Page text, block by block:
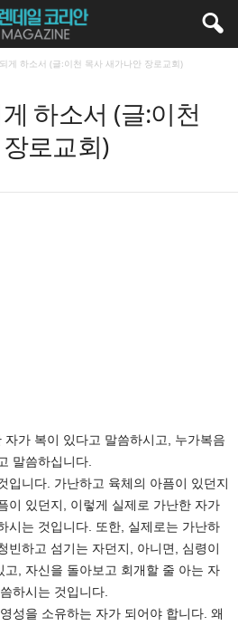
게 하소서 (글:이천 목사 새가나안 장로교회)
하소서 (글:이천
로교회)
가 복이 있다고 말씀하시고, 누가복음
말씀하십니다.
입니다. 가난하고 육체의 아픔이 있던지
이 있던지, 이렇게 실제로 가난한 자가
시는 것입니다. 또한, 실제로는 가난하
빈하고 섬기는 자던지, 아니면, 심령이
고, 자신을 돌아보고 회개할 줄 아는 자
하시는 것입니다.
성을 소유하는 자가 되어야 합니다. 왜